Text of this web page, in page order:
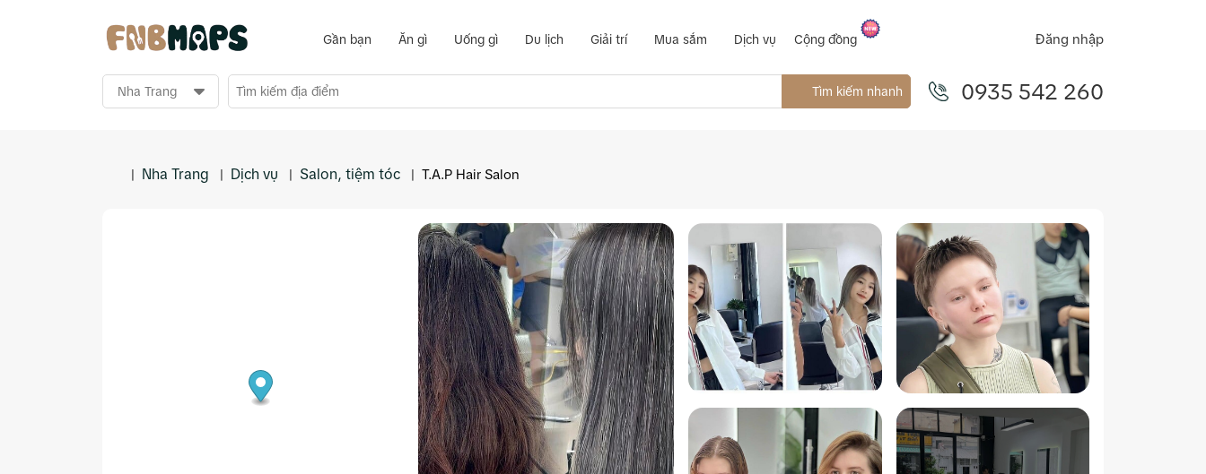
Gần bạn Ăn gì Uống gì Du lịch Giải trí Mua sắm Dịch vụ Cộng đồng Đăng nhập
Tìm kiếm nhanh 0935 542 260
| Nha Trang | Dịch vụ | Salon, tiệm tóc | T.A.P Hair Salon